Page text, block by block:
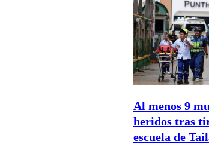
Al menos 9
heridos tras
escuela de